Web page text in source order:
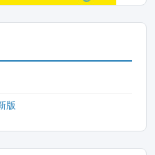
版